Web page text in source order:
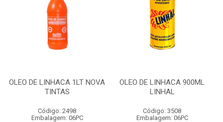
OLEO DE LINHACA 1LT NOVA
TINTAS
Código: 2498
Embalagem: 06PC
OLEO DE LINHACA 900ML
LINHAL
Código: 3508
Embalagem: 06PC